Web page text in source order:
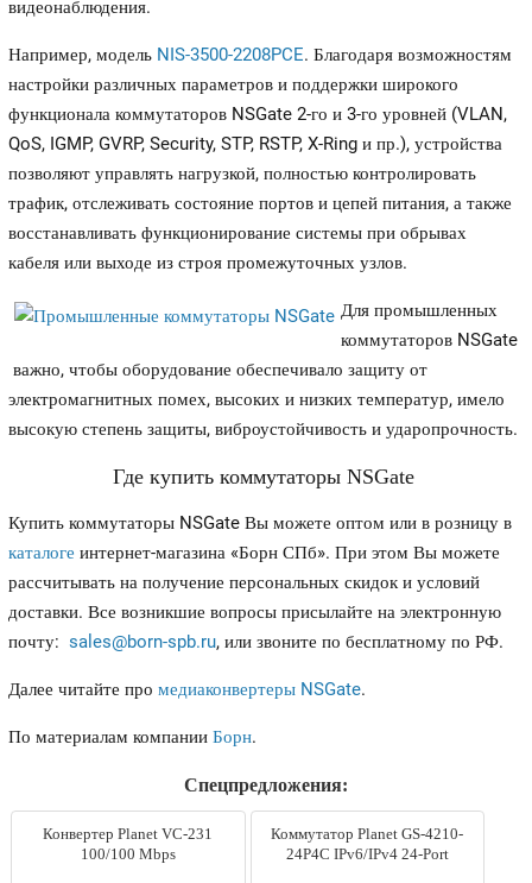
видеонаблюдения.
Например, модель NIS-3500-2208PCE. Благодаря возможностям
настройки различных параметров и поддержки широкого
функционала коммутаторов NSGate 2-го и 3-го уровней (VLAN,
QoS, IGMP, GVRP, Security, STP, RSTP, X-Ring и пр.), устройства
позволяют управлять нагрузкой, полностью контролировать
трафик, отслеживать состояние портов и цепей питания, а также
восстанавливать функционирование системы при обрывах
кабеля или выходе из строя промежуточных узлов.
Для промышленных
коммутаторов NSGate
важно, чтобы оборудование обеспечивало защиту от
электромагнитных помех, высоких и низких температур, имело
высокую степень защиты, виброустойчивость и ударопрочность.
Где купить коммутаторы NSGate
Купить коммутаторы NSGate Вы можете оптом или в розницу в
каталоге интернет-магазина «Борн СПб». При этом Вы можете
рассчитывать на получение персональных скидок и условий
доставки. Все возникшие вопросы присылайте на электронную
почту:sales@born-spb.ru, или звоните по бесплатному по РФ.
Далее читайте промедиаконвертеры NSGate.
По материалам компанииБорн.
Спецпредложения:
Конвертер Planet VC-231
100/100 Mbps
Коммутатор Planet GS-4210-
24P4C IPv6/IPv4 24-Port